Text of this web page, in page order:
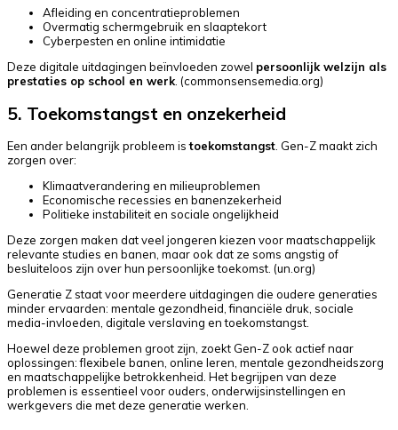
Afleiding en concentratieproblemen
Overmatig schermgebruik en slaaptekort
Cyberpesten en online intimidatie
Deze digitale uitdagingen beïnvloeden zowel persoonlijk welzijn als
prestaties op school en werk . (commonsensemedia.org)
5. Toekomstangst en onzekerheid
Een ander belangrijk probleem istoekomstangst. Gen-Z maakt zich
zorgen over:
Klimaatverandering en milieuproblemen
Economische recessies en banenzekerheid
Politieke instabiliteit en sociale ongelijkheid
Deze zorgen maken dat veel jongeren kiezen voor maatschappelijk
relevante studies en banen, maar ook dat ze soms angstig of
besluiteloos zijn over hun persoonlijke toekomst. (un.org)
Generatie Z staat voor meerdere uitdagingen die oudere generaties
minder ervaarden: mentale gezondheid, financiële druk, sociale
media-invloeden, digitale verslaving en toekomstangst.
Hoewel deze problemen groot zijn, zoekt Gen-Z ook actief naar
oplossingen: flexibele banen, online leren, mentale gezondheidszorg
en maatschappelijke betrokkenheid. Het begrijpen van deze
problemen is essentieel voor ouders, onderwijsinstellingen en
werkgevers die met deze generatie werken.